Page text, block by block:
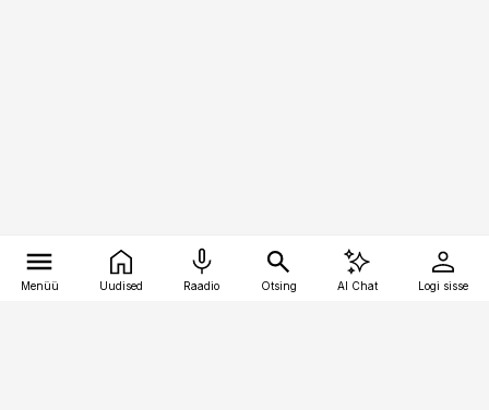
Menüü Uudised Raadio Otsing AI Chat Logi sisse